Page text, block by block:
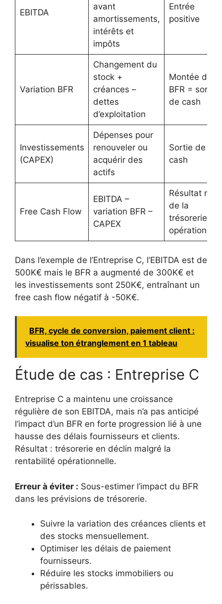
EBITDA
avant
amortissements,
intérêts et
impôts
Entrée
positive
Variation BFR
Changement du
stock +
créances –
dettes
d’exploitation
Montée du
BFR = sortie
de cash
Investissements
(CAPEX)
Dépenses pour
renouveler ou
acquérir des
actifs
Sortie de
cash
Free Cash Flow
EBITDA –
variation BFR –
CAPEX
Résultat net
de la
trésorerie
Dans l’exemple de l’Entreprise C, l’EBITDA est de
500K€ mais le BFR a augmenté de 300K€ et
les investissements sont 250K€, entraînant un
free cash flow négatif à -50K€.
BFR, cycle de conversion, paiement client :
visualise ton étranglement en 1 tableau
Étude de cas : Entreprise C
Entreprise C a maintenu une croissance
régulière de son EBITDA, mais n’a pas anticipé
l’impact d’un BFR en forte progression lié à une
hausse des délais fournisseurs et clients.
Résultat : trésorerie en déclin malgré la
rentabilité opérationnelle.
Erreur à éviter : Sous-estimer l’impact du BFR
dans les prévisions de trésorerie.
Suivre la variation des créances clients et
des stocks mensuellement.
Optimiser les délais de paiement
fournisseurs.
Réduire les stocks immobiliers ou
périssables.